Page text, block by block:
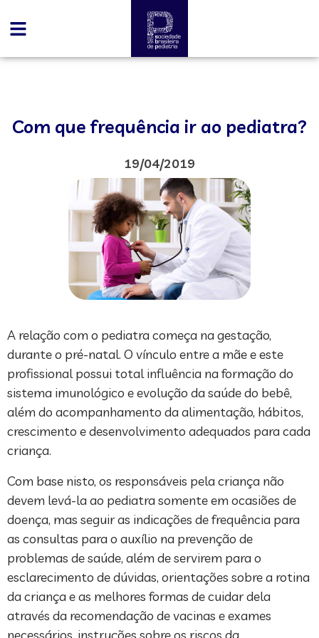
Com que frequência ir ao pediatra?
19/04/2019
A relação com o pediatra começa na gestação,
durante o pré-natal. O vínculo entre a mãe e este
profissional possui total influência na formação do
sistema imunológico e evolução da saúde do bebê,
além do acompanhamento da alimentação, hábitos,
crescimento e desenvolvimento adequados para cada
criança.
Com base nisto, os responsáveis pela criança não
devem levá-la ao pediatra somente em ocasiões de
doença, mas seguir as indicações de frequência para
as consultas para o auxílio na prevenção de
problemas de saúde, além de servirem para o
esclarecimento de dúvidas, orientações sobre a rotina
da criança e as melhores formas de cuidar dela
através da recomendação de vacinas e exames